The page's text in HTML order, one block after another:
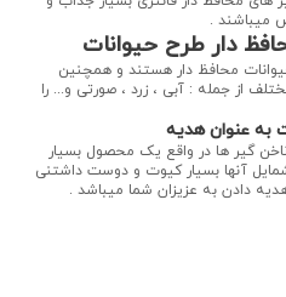
میباشند .
دار طرح حیوانات
محافظ دار هستند و همچنین
از جمله : آبی ، زرد ، صورتی و... را
به عنوان هدیه
گیر ها در واقع یک محصول بسیار
آنها بسیار کیوت و دوست داشتنی
دادن به عزیزان شما میباشد .